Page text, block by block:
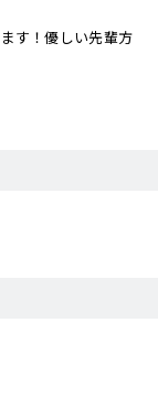
す！優しい先輩方